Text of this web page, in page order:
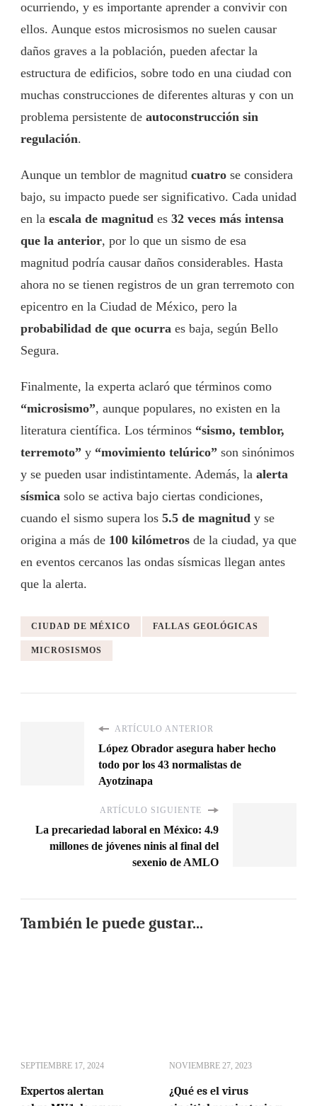
ocurriendo, y es importante aprender a convivir con
ellos. Aunque estos microsismos no suelen causar
daños graves a la población, pueden afectar la
estructura de edificios, sobre todo en una ciudad con
muchas construcciones de diferentes alturas y con un
problema persistente de autoconstrucción sin
regulación.
Aunque un temblor de magnitud cuatro se considera
bajo, su impacto puede ser significativo. Cada unidad
en la escala de magnitud es 32 veces más intensa
que la anterior, por lo que un sismo de esa
magnitud podría causar daños considerables. Hasta
ahora no se tienen registros de un gran terremoto con
epicentro en la Ciudad de México, pero la
probabilidad de que ocurra es baja, según Bello
Segura.
Finalmente, la experta aclaró que términos como
“microsismo”, aunque populares, no existen en la
literatura científica. Los términos “sismo, temblor,
terremoto” y “movimiento telúrico” son sinónimos
y se pueden usar indistintamente. Además, la alerta
sísmica solo se activa bajo ciertas condiciones,
cuando el sismo supera los 5.5 de magnitud y se
origina a más de 100 kilómetros de la ciudad, ya que
en eventos cercanos las ondas sísmicas llegan antes
que la alerta.
CIUDAD DE MÉXICO FALLAS GEOLÓGICAS
MICROSISMOS
ARTÍCULO ANTERIOR
López Obrador asegura haber hecho
todo por los 43 normalistas de
Ayotzinapa
ARTÍCULO SIGUIENTE
La precariedad laboral en México: 4.9
millones de jóvenes ninis al final del
sexenio de AMLO
También le puede gustar...
SEPTIEMBRE 17, 2024
Expertos alertan
NOVIEMBRE 27, 2023
¿Qué es el virus